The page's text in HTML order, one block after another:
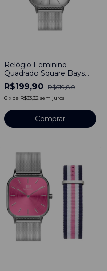
Relógio Feminino
Quadrado Square Bays
Unitone Pulseira Prata
Silver 40mm Aço
Inoxidável
R$199,90 R$619,80
6 x de R$33,32 sem juros
Comprar